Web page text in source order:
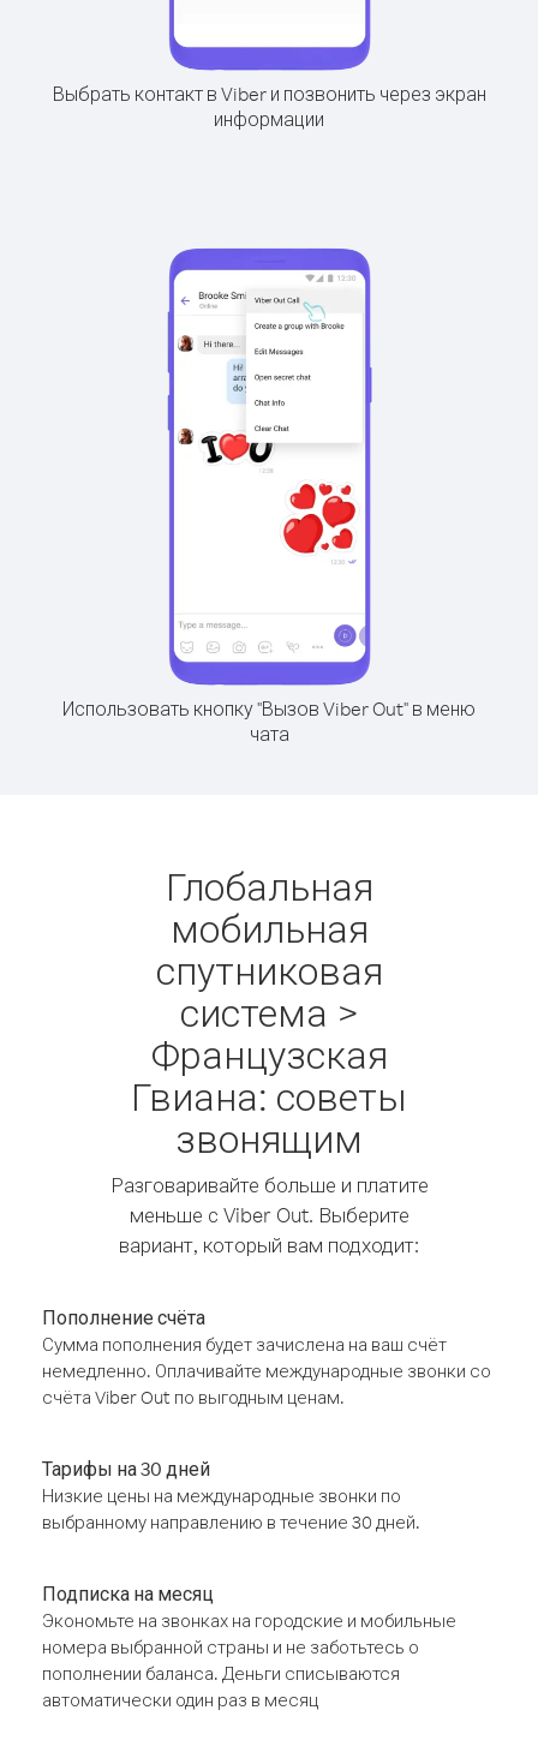
Выбрать контакт в Viber и позвонить через экран
информации
Использовать кнопку "Вызов Viber Out" в меню
чата
Глобальная
мобильная
спутниковая
система >
Французская
Гвиана: советы
звонящим
Разговаривайте больше и платите
меньше с Viber Out. Выберите
вариант, который вам подходит:
Пополнение счёта
Сумма пополнения будет зачислена на ваш счёт
немедленно. Оплачивайте международные звонки со
счёта Viber Out по выгодным ценам.
Тарифы на 30 дней
Низкие цены на международные звонки по
выбранному направлению в течение 30 дней.
Подписка на месяц
Экономьте на звонках на городские и мобильные
номера выбранной страны и не заботьтесь о
пополнении баланса. Деньги списываются
автоматически один раз в месяц